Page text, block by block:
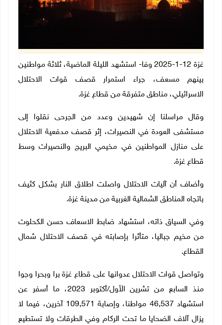
غزة 12-1-2025 وفا- استشهد الليلة الماضية، ثلاثة مواطنين
بينهم مسعف، جراء استمرار قصف قوات الاحتلال
الاسرائيلي، مناطق متفرقة من قطاع غزة.
وقال مراسلنا إن شهيدين وعدد من الجرحى نقلوا إلى
مستشفى العودة في النصيرات، إثر قصف مدفعية الاحتلال
على منازل المواطنين في مخيمي البريج والنصيرات وسط
قطاع غزة.
وأضاف أن آليات الاحتلال واصلت اطلاق النار بشكل كثيف
باتجاه المناطق الشمالية الغربية من مدينة غزة.
وفي السياق ذاته، استشهاد ضابط الاسعاف حسن الكحلوت
من مخيم جباليا، متأثرا بإصابته في قصف الاحتلال شمال
القطاع.
وتواصل قوات الاحتلال عدوانها على قطاع غزة برا وبحرا وجوا
منذ السابع من تشرين الأول/أكتوبر 2023، ما أسفر عن
استشهاد 46,537 مواطنا، وإصابة 109,571 آخرين، فيما لا
يزال آلاف الضحايا ما تحت الركام وفي الطرقات ولا تستطيع